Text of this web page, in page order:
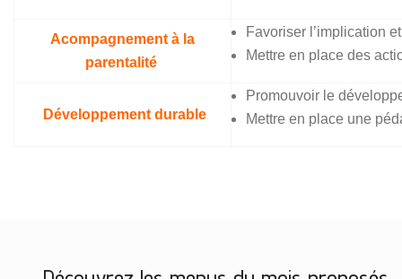
Acompagnement à la
parentalité
Favoriser l’implication
Mettre en place des
Développement durable
Promouvoir le
Mettre en place une